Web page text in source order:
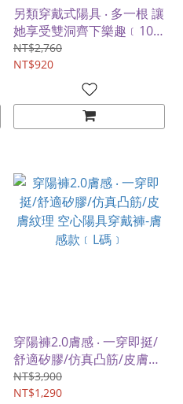
另類穿戴式陽具 ‧ 多一根 讓
她享受雙洞齊下樂趣﹝10
頻震動-中﹞
NT$2,760
NT$920
穿陽褲2.0膚感 ‧ 一穿即挺/
舒適矽膠/仿真凸筋/皮膚紋
理 空心陽具穿戴褲-膚感款
﹝L碼﹞
NT$3,900
NT$1,290